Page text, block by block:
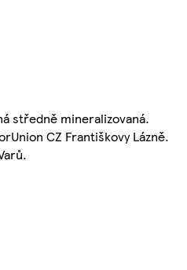
středně mineralizovaná.
CZ Františkovy Lázně.